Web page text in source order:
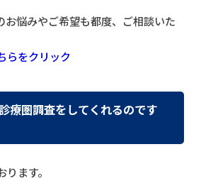
お悩みやご希望も都度、ご相談いた
らをクリック
療圏調査をしてくれるのです
ます。